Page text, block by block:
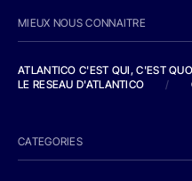
MIEUX NOUS CONNAITRE
ATLANTICO C'EST QUI, C'EST
LE RESEAU D'ATLANTICO
/
CATEGORIES